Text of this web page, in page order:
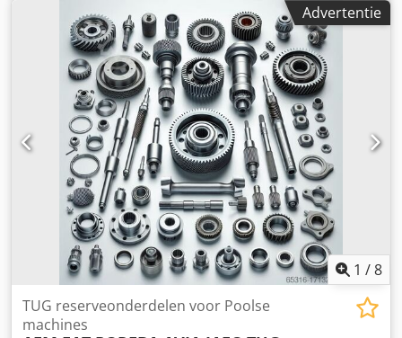
1.800x2.130x1.980 m
Advertentie
1 /8
TUG reserveonderdelen voor Poolse
machines